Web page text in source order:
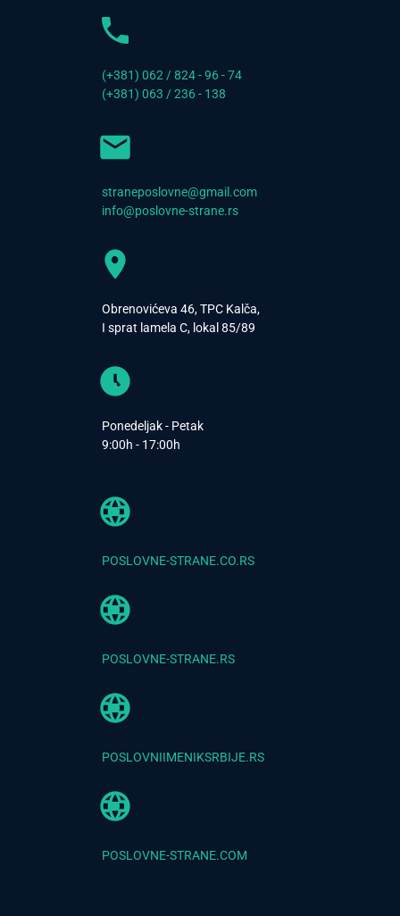
(+381) 062 / 824 - 96 - 74
(+381) 063 / 236 - 138
straneposlovne@gmail.com
info@poslovne-strane.rs
Obrenovićeva 46, TPC Kalča,
I sprat lamela C, lokal 85/89
Ponedeljak - Petak
9:00h - 17:00h
POSLOVNE-STRANE.CO.RS
POSLOVNE-STRANE.RS
POSLOVNIIMENIKSRBIJE.RS
POSLOVNE-STRANE.COM